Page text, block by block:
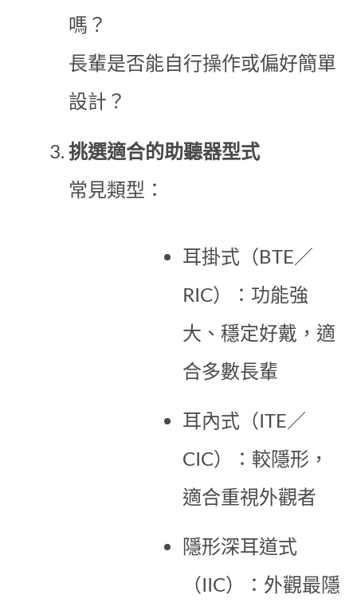
嗎？
長輩是否能自行操作或偏好簡單
設計？
挑選適合的助聽器型式
常見類型：
耳掛式（BTE／
RIC）：功能強
大、穩定好戴，適
合多數長輩
耳內式（ITE／
CIC）：較隱形，
適合重視外觀者
隱形深耳道式
（IIC）：外觀最隱